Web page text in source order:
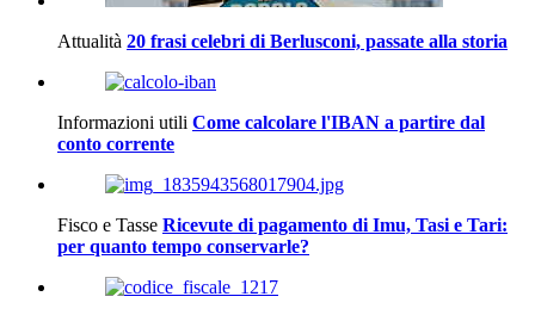
Attualità 20 frasi celebri di Berlusconi, passate alla storia
Informazioni utili Come calcolare l'IBAN a partire dal
conto corrente
Fisco e Tasse Ricevute di pagamento di Imu, Tasi e Tari:
per quanto tempo conservarle?